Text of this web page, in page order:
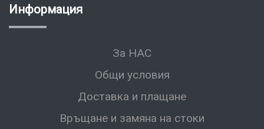
Информация
За НАС
Общи условия
Доставка и плащане
Връщане и замяна на стоки